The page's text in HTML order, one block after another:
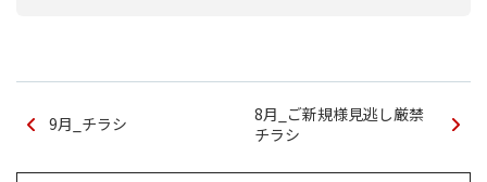
9月_チラシ
8月_ご新規様見逃し厳禁
チラシ